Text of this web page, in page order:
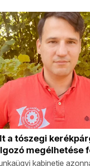
a tószegi
megélhetése
kabinetje